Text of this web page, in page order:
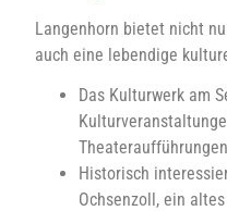
Langenhorn bietet nicht
auch eine lebendige
Das Kulturwerk am
Historisch
Ochsenzoll, ein